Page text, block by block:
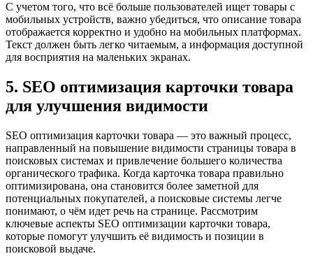
С учетом того, что всё больше пользователей ищет товары с
мобильных устройств, важно убедиться, что описание товара
отображается корректно и удобно на мобильных платформах.
Текст должен быть легко читаемым, а информация доступной
для восприятия на маленьких экранах.
5. SEO оптимизация карточки товара
для улучшения видимости
SEO оптимизация карточки товара — это важный процесс,
направленный на повышение видимости страницы товара в
поисковых системах и привлечение большего количества
органического трафика. Когда карточка товара правильно
оптимизирована, она становится более заметной для
потенциальных покупателей, а поисковые системы легче
понимают, о чём идет речь на странице. Рассмотрим
ключевые аспекты SEO оптимизации карточки товара,
которые помогут улучшить её видимость и позиции в
поисковой выдаче.